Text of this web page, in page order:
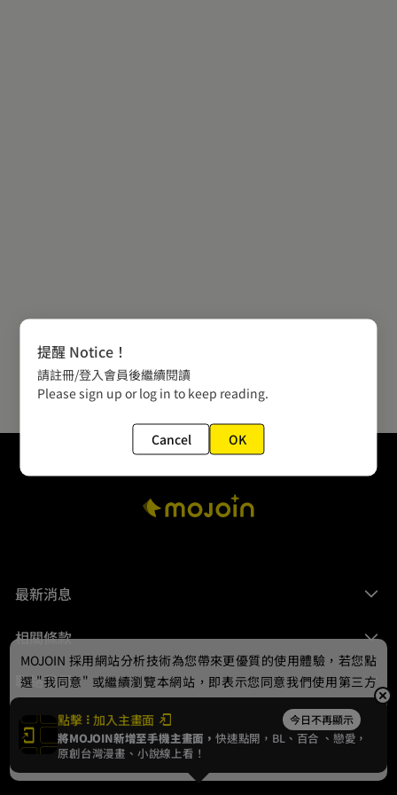
最新消息
相關條款
聯絡我們
© 2024 gamania Digital Entertainment Co., Ltd.
點擊 加入主畫面 今日不再顯示
將MOJOIN新增至手機主畫面，快速點開，BL、 百合 、戀愛，
原創台灣漫畫、小說線上看！
MOJOIN 採用網站分析技術為您帶來更優質的使用體驗，若您點
選 "我同意" 或繼續瀏覽本網站，即表示您同意我們使用第三方
Cookie，欲瞭解更多資訊請見隱私權政策。
我同意
提醒 Notice！
請註冊/登入會員後繼續閱讀
Please sign up or log in to keep reading.
Cancel OK